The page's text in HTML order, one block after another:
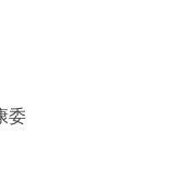
委